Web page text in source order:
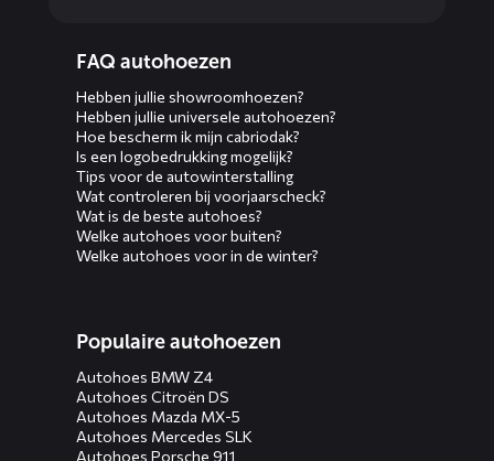
menusFAQ autohoezen
Hebben jullie showroomhoezen?
Hebben jullie universele autohoezen?
Hoe bescherm ik mijn cabriodak?
Is een logobedrukking mogelijk?
Tips voor de autowinterstalling
Wat controleren bij voorjaarscheck?
Wat is de beste autohoes?
Welke autohoes voor buiten?
Welke autohoes voor in de winter?
Populaire autohoezen
Autohoes BMW Z4
Autohoes Citroën DS
Autohoes Mazda MX-5
Autohoes Mercedes SLK
Autohoes Porsche 911